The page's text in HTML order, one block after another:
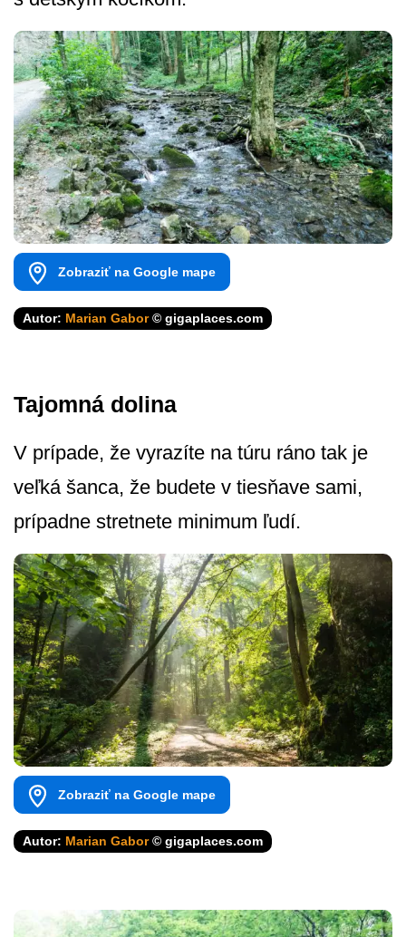
Zobraziť na Google mape
Autor: Marian Gabor© gigaplaces.com
Tajomná dolina
V prípade, že vyrazíte na túru ráno tak je
veľká šanca, že budete v tiesňave sami,
prípadne stretnete minimum ľudí.
Zobraziť na Google mape
Autor: Marian Gabor© gigaplaces.com